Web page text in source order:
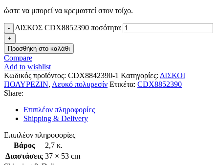
ώστε να μπορεί να κρεμαστεί στον τοίχο.
ΔΙΣΚΟΣ CDX8852390 ποσότητα
Προσθήκη στο καλάθι
Compare
Add to wishlist
Κωδικός προϊόντος: CDX8842390-1 Κατηγορίες: ΔΙΣΚΟΙ
ΠΟΛΥΡΕΖΙΝ, Λευκό πολυρεσίν Ετικέτα: CDX8852390
Share:
Επιπλέον πληροφορίες
Shipping & Delivery
Επιπλέον πληροφορίες
Βάρος
2,7 κ.
Διαστάσεις 37 × 53 cm